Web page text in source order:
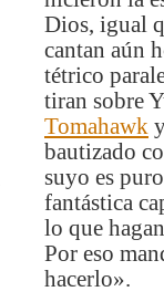
Dios, igual
cantan aún
tétrico
tiran sobre
Tomahawk
bautizado
suyo es
fantástica
lo que
Por eso
hacerlo».